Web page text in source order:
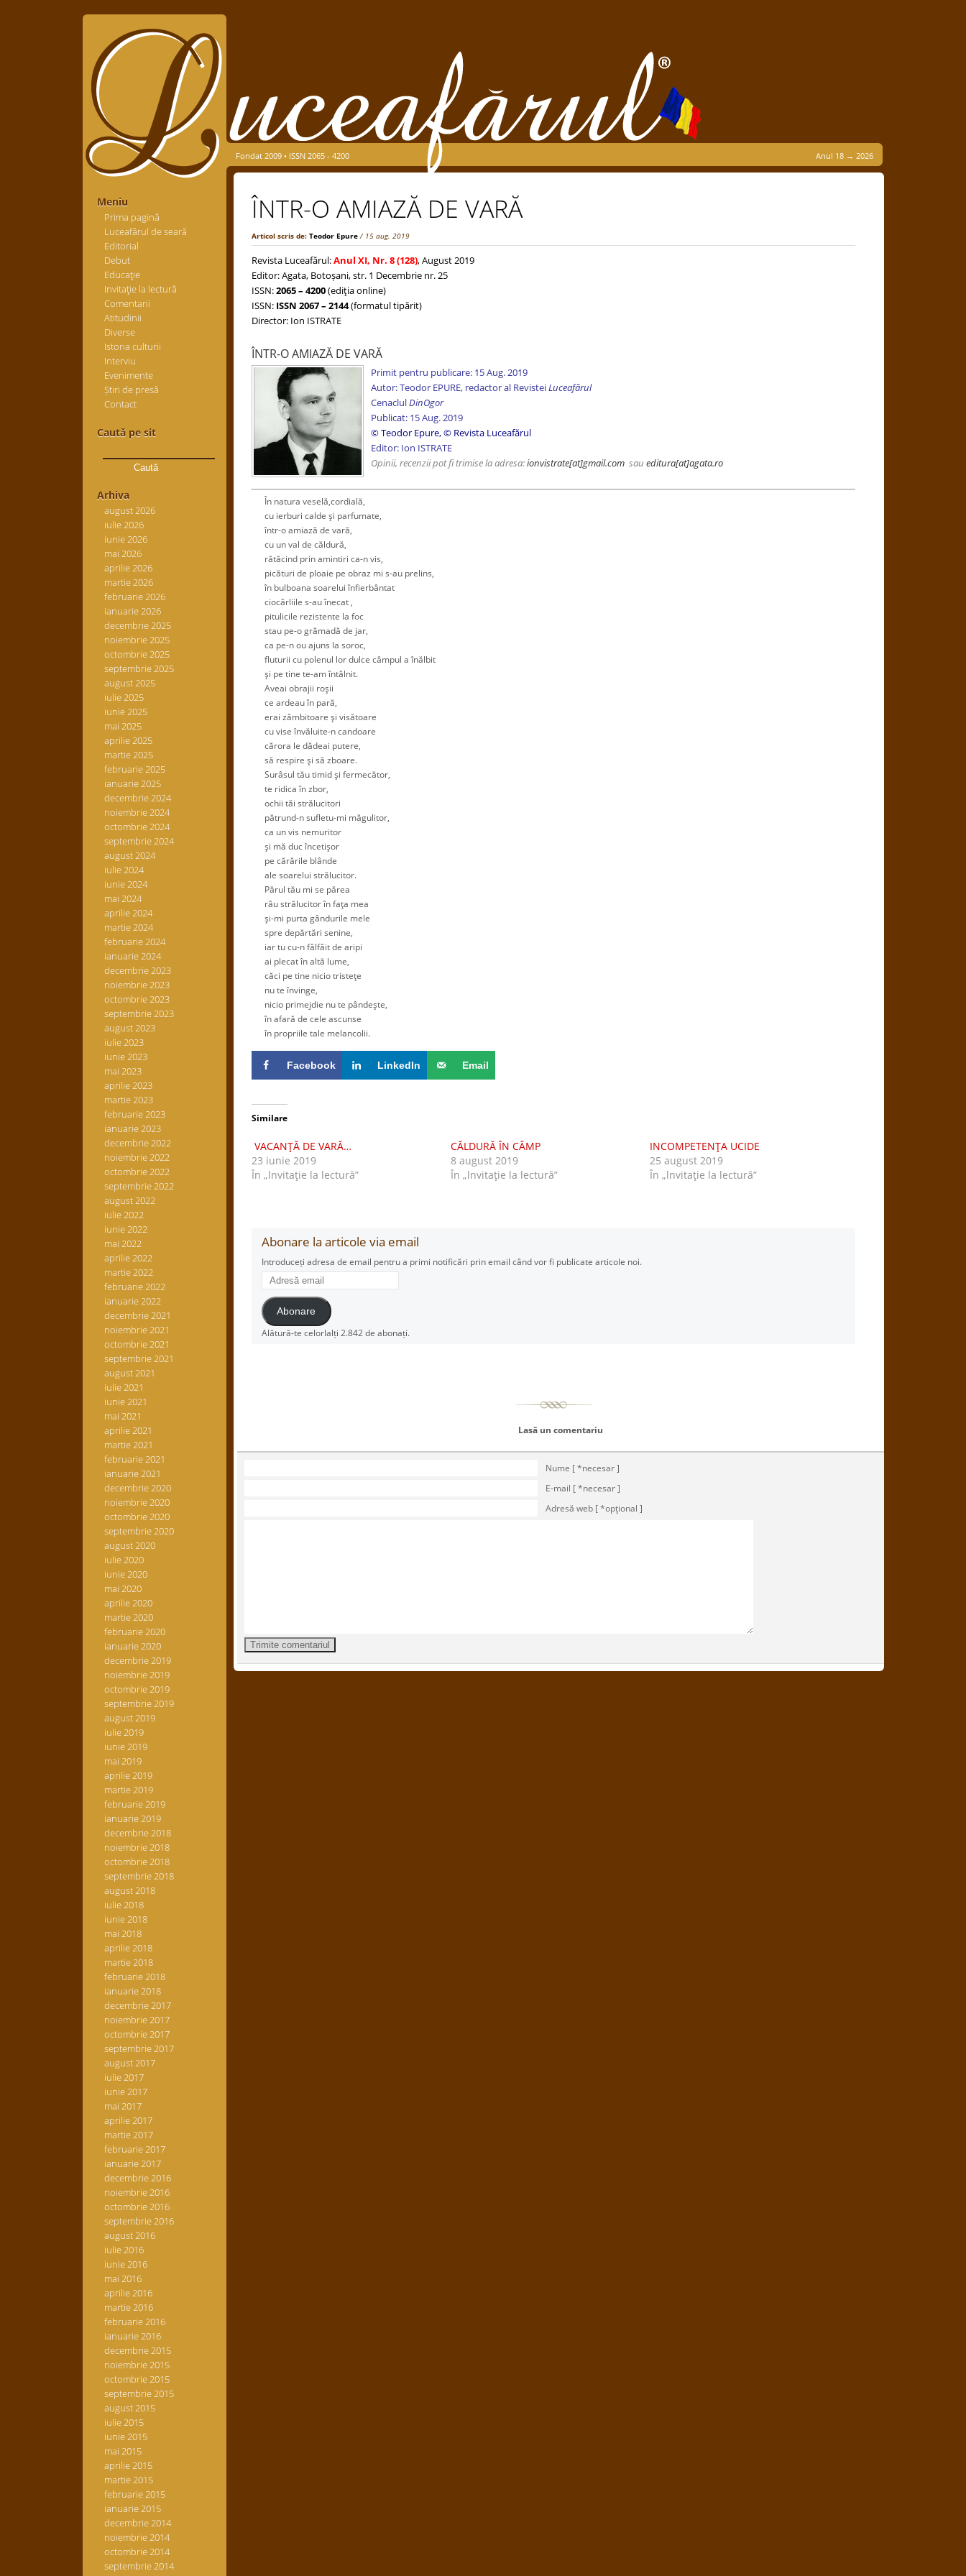
Meniu
Prima pagină
Luceafărul de seară
Editorial
Debut
Educaţie
Invitaţie la lectură
Comentarii
Atitudinii
Diverse
Istoria culturii
Interviu
Evenimente
Știri de presă
Contact
Caută pe sit
după:
Arhiva
august 2026
iulie 2026
iunie 2026
mai 2026
aprilie 2026
martie 2026
februarie 2026
ianuarie 2026
decembrie 2025
noiembrie 2025
octombrie 2025
septembrie 2025
august 2025
iulie 2025
iunie 2025
mai 2025
aprilie 2025
martie 2025
februarie 2025
ianuarie 2025
decembrie 2024
noiembrie 2024
octombrie 2024
septembrie 2024
august 2024
iulie 2024
iunie 2024
mai 2024
aprilie 2024
martie 2024
februarie 2024
ianuarie 2024
decembrie 2023
noiembrie 2023
octombrie 2023
septembrie 2023
august 2023
iulie 2023
iunie 2023
mai 2023
aprilie 2023
martie 2023
februarie 2023
ianuarie 2023
decembrie 2022
noiembrie 2022
octombrie 2022
septembrie 2022
august 2022
iulie 2022
iunie 2022
mai 2022
aprilie 2022
martie 2022
februarie 2022
ianuarie 2022
decembrie 2021
noiembrie 2021
octombrie 2021
septembrie 2021
august 2021
iulie 2021
iunie 2021
mai 2021
aprilie 2021
martie 2021
februarie 2021
ianuarie 2021
decembrie 2020
noiembrie 2020
octombrie 2020
septembrie 2020
august 2020
iulie 2020
iunie 2020
mai 2020
aprilie 2020
martie 2020
februarie 2020
ianuarie 2020
decembrie 2019
noiembrie 2019
octombrie 2019
septembrie 2019
august 2019
iulie 2019
iunie 2019
mai 2019
aprilie 2019
martie 2019
februarie 2019
ianuarie 2019
decembrie 2018
noiembrie 2018
octombrie 2018
septembrie 2018
august 2018
iulie 2018
iunie 2018
mai 2018
aprilie 2018
martie 2018
februarie 2018
ianuarie 2018
decembrie 2017
noiembrie 2017
octombrie 2017
septembrie 2017
august 2017
iulie 2017
iunie 2017
mai 2017
aprilie 2017
martie 2017
februarie 2017
ianuarie 2017
decembrie 2016
noiembrie 2016
octombrie 2016
septembrie 2016
august 2016
iulie 2016
iunie 2016
mai 2016
aprilie 2016
martie 2016
februarie 2016
ianuarie 2016
decembrie 2015
noiembrie 2015
octombrie 2015
septembrie 2015
august 2015
iulie 2015
iunie 2015
mai 2015
aprilie 2015
martie 2015
februarie 2015
ianuarie 2015
decembrie 2014
noiembrie 2014
octombrie 2014
septembrie 2014
Fondat 2009 • ISSN 2065 - 4200 Anul 18 → 2026
ÎNTR-O AMIAZĂ DE VARĂ
Articol scris de: Teodor Epure / 15 aug. 2019
Revista Luceafărul:Anul XI, Nr. 8 (128), August 2019
Editor: Agata, Botoșani, str. 1 Decembrie nr. 25
ISSN:2065 – 4200(ediţia online)
ISSN: ISSN 2067 – 2144(formatul tipărit)
Director: Ion ISTRATE
ÎNTR-O AMIAZĂ DE VARĂ
Primit pentru publicare: 15 Aug. 2019
Autor: Teodor EPURE, redactor al RevisteiLuceafărul
CenaclulDinOgor
Publicat: 15 Aug. 2019
© Teodor Epure,© Revista Luceafărul
Editor: Ion ISTRATE
Opinii, recenzii pot fi trimise la adresa:ionvistrate[at]gmail.comsau editura[at]agata.ro
În natura veselă,cordială,
cu ierburi calde şi parfumate,
într-o amiază de vară,
cu un val de căldură,
rătăcind prin amintiri ca-n vis,
picături de ploaie pe obraz mi s-au prelins,
în bulboana soarelui înfierbântat
ciocârliile s-au înecat ,
pitulicile rezistente la foc
stau pe-o grămadă de jar,
ca pe-n ou ajuns la soroc,
fluturii cu polenul lor dulce câmpul a înălbit
şi pe tine te-am întâlnit.
Aveai obrajii roşii
ce ardeau în pară,
erai zâmbitoare şi visătoare
cu vise învăluite-n candoare
cărora le dădeai putere,
să respire şi să zboare.
Surâsul tău timid şi fermecător,
te ridica în zbor,
ochii tăi strălucitori
pătrund-n sufletu-mi măgulitor,
ca un vis nemuritor
şi mă duc încetişor
pe cărările blânde
ale soarelui strălucitor.
Părul tău mi se părea
râu strălucitor în faţa mea
şi-mi purta gândurile mele
spre depărtări senine,
iar tu cu-n fâlfâit de aripi
ai plecat în altă lume,
căci pe tine nicio tristeţe
nu te învinge,
nicio primejdie nu te pândeşte,
în afară de cele ascunse
în propriile tale melancolii.
Facebook LinkedIn Email
Similare
VACANŢĂ DE VARĂ…
23 iunie 2019
În „lnvitaţie la lectură”
CĂLDURĂ ÎN CÂMP
8 august 2019
În „lnvitaţie la lectură”
INCOMPETENŢA UCIDE
25 august 2019
În „lnvitaţie la lectură”
Abonare la articole via email
Introduceți adresa de email pentru a primi notificări prin email când vor fi publicate articole noi.
Adresă
email
Abonare
Alătură-te celorlalți 2.842 de abonați.
Lasă un comentariu
Nume [ *necesar ]
E-mail [ *necesar ]
Adresă web [ *opţional ]